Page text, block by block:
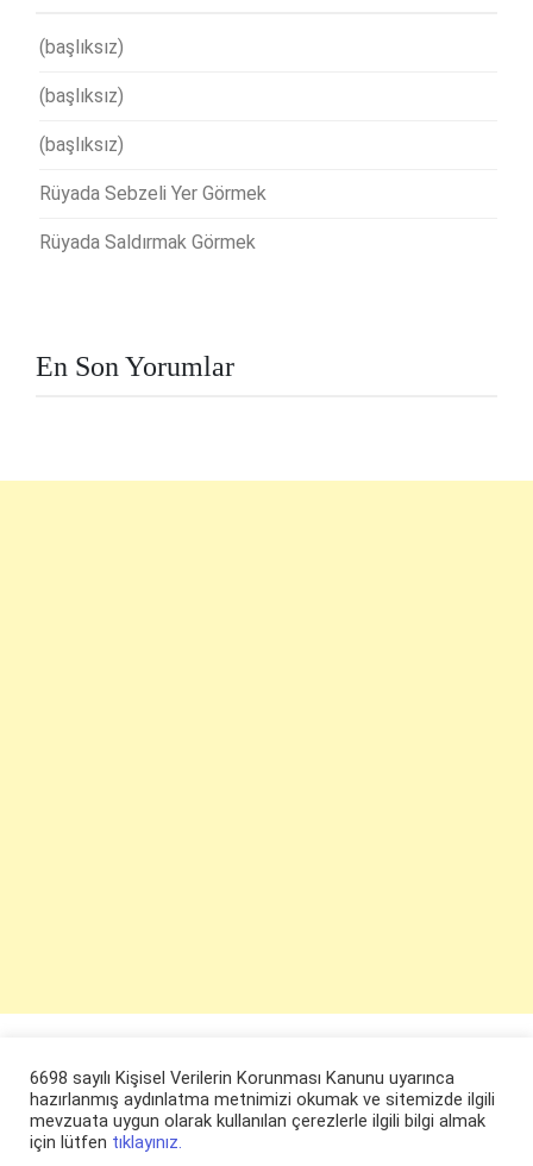
(başlıksız)
(başlıksız)
(başlıksız)
Rüyada Sebzeli Yer Görmek
Rüyada Saldırmak Görmek
En Son Yorumlar
6698 sayılı Kişisel Verilerin Korunması Kanunu uyarınca
hazırlanmış aydınlatma metnimizi okumak ve sitemizde ilgili
mevzuata uygun olarak kullanılan çerezlerle ilgili bilgi almak
için lütfen tıklayınız.